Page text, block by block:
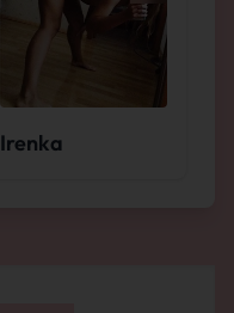
Irenka